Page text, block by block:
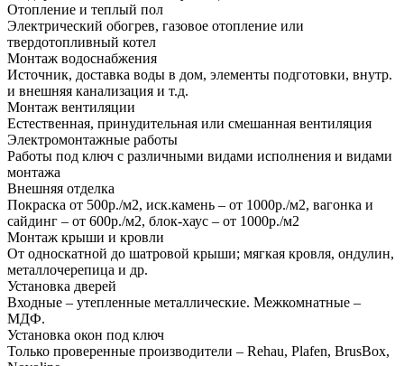
Отопление и теплый пол
Электрический обогрев, газовое отопление или
твердотопливный котел
Монтаж водоснабжения
Источник, доставка воды в дом, элементы подготовки, внутр.
и внешняя канализация и т.д.
Монтаж вентиляции
Естественная, принудительная или смешанная вентиляция
Электромонтажные работы
Работы под ключ с различными видами исполнения и видами
монтажа
Внешняя отделка
Покраска от 500р./м2, иск.камень – от 1000р./м2, вагонка и
сайдинг – от 600р./м2, блок-хаус – от 1000р./м2
Монтаж крыши и кровли
От односкатной до шатровой крыши; мягкая кровля, ондулин,
металлочерепица и др.
Установка дверей
Входные – утепленные металлические. Межкомнатные –
МДФ.
Установка окон под ключ
Только проверенные производители – Rehau, Plafen, BrusBox,